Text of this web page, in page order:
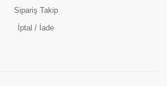
Sipariş Takip
İptal / İade